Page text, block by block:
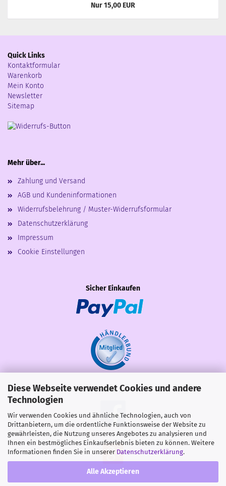
Diese Webseite verwendet Cookies und andere
Technologien
Wir verwenden Cookies und ähnliche Technologien, auch von
Drittanbietern, um die ordentliche Funktionsweise der Website zu
gewährleisten, die Nutzung unseres Angebotes zu analysieren und
Ihnen ein bestmögliches Einkaufserlebnis bieten zu können. Weitere
Informationen finden Sie in unserer Datenschutzerklärung.
Alle Akzeptieren
Nur 15,00 EUR
Quick Links
Kontaktformular
Warenkorb
Mein Konto
Newsletter
Sitemap
Mehr über...
Zahlung und Versand
AGB und Kundeninformationen
Widerrufsbelehrung / Muster-Widerrufsformular
Datenschutzerklärung
Impressum
Cookie Einstellungen
Sicher Einkaufen
Share